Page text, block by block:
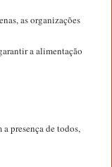
as organizações
a alimentação
presença de todos,